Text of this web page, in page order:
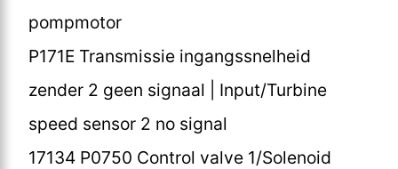
pompmotor
P171E Transmissie ingangssnelheid
zender 2 geen signaal | Input/Turbine
speed sensor 2 no signal
17134 P0750 Control valve 1/Solenoid